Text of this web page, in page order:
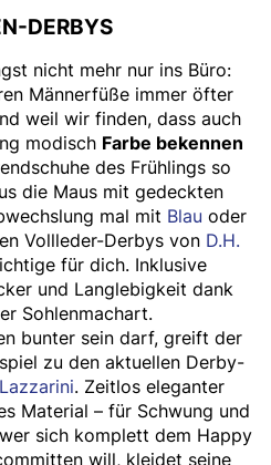
DERBYS
nicht mehr nur ins Büro:
Männerfüße immer öfter
weil wir finden, dass auch
modisch Farbe bekennen
des Frühlings so
die Maus mit gedeckten
mal mit Blau oder
Vollleder-Derbys von D.H.
für dich. Inklusive
und Langlebigkeit dank
Sohlenmachart.
bunter sein darf, greift der
zu den aktuellen Derby-
Lazzarini. Zeitlos eleganter
Material – für Schwung und
sich komplett dem Happy
will, kleidet seine